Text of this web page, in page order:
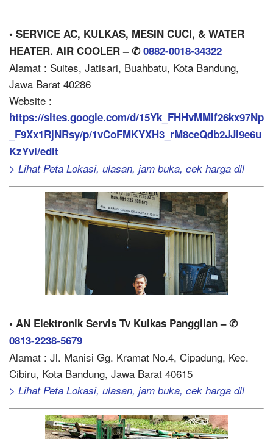
• SERVICE AC, KULKAS, MESIN CUCI, & WATER
HEATER. AIR COOLER – ✆0882-0018-34322
Alamat : Suites, Jatisari, Buahbatu, Kota Bandung,
Jawa Barat 40286
Website :
https://sites.google.com/d/15Yk_FHHvMMIf26kx97Np
_F9Xx1RjNRsy/p/1vCoFMKYXH3_rM8ceQdb2JJi9e6u
KzYvI/edit
> Lihat Peta Lokasi, ulasan, jam buka, cek harga dll
• AN Elektronik Servis Tv Kulkas Panggilan – ✆
0813-2238-5679
Alamat : Jl. Manisi Gg. Kramat No.4, Cipadung, Kec.
Cibiru, Kota Bandung, Jawa Barat 40615
> Lihat Peta Lokasi, ulasan, jam buka, cek harga dll